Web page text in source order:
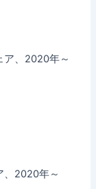
ア、2020年～
、2020年～